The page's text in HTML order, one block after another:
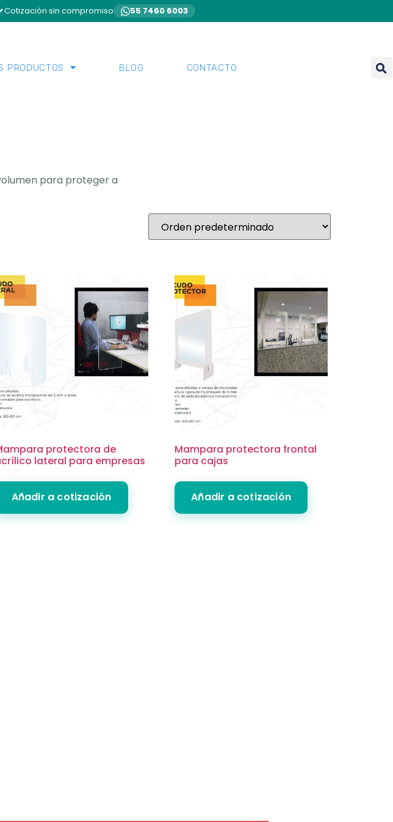
Cotización sin compromiso 55 7460 6003
PRODUCTOS BLOG CONTACTO
para proteger a
protectora de
lateral para empresas
Añadir a cotización
Mampara protectora frontal
para cajas
Añadir a cotización